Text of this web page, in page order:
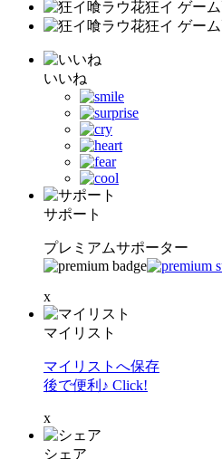
いいね
サポート
プレミアムサポーター
x
マイリスト
マイリストへ保存
後で便利♪ Click!
x
シェア